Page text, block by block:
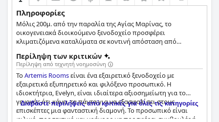
Πληροφορίες
Μόλις 200μ. από την παραλία της Αγίας Μαρίνας, το
οικογενειακά διοικούμενο ξενοδοχείο προσφέρει
κλιματιζόμενα καταλύματα σε κοντινή απόσταση από
Περίληψη των κριτικών
Περίληψη από τεχνητή νοημοσύνη
ΤοArtemis Roomsείναι ένα εξαιρετικό ξενοδοχείο με
εξαιρετικά εξυπηρετικό και φιλόξενο προσωπικό. Η
ιδιοκτήτρια, Evelyn, είναι ιδιαίτερα αξιοσημείωτη για το
γεγονός ότι κάνει τα πάντα για να εξασφαλίσει στους
επισκέπτες μια φανταστική διαμονή. Το προσωπικό είναι
φιλικό, προσεκτικό και γρήγορο να προσφέρει συμβουλές ή
Διαβάστε περιλήψεις από κριτικές για όλες τις κατηγορίες